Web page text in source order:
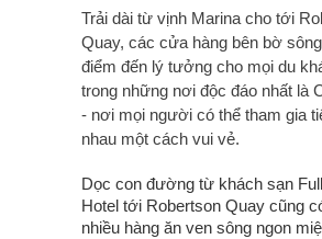
Trải dài từ vịnh Marina cho tới
Quay, các cửa hàng bên bờ
điểm đến lý tưởng cho mọi du
trong những nơi độc đáo nhất là
- nơi mọi người có thể tham gia
nhau một cách vui vẻ.
Dọc con đường từ khách sạn
Hotel tới Robertson Quay cũng
nhiều hàng ăn ven sông ngon